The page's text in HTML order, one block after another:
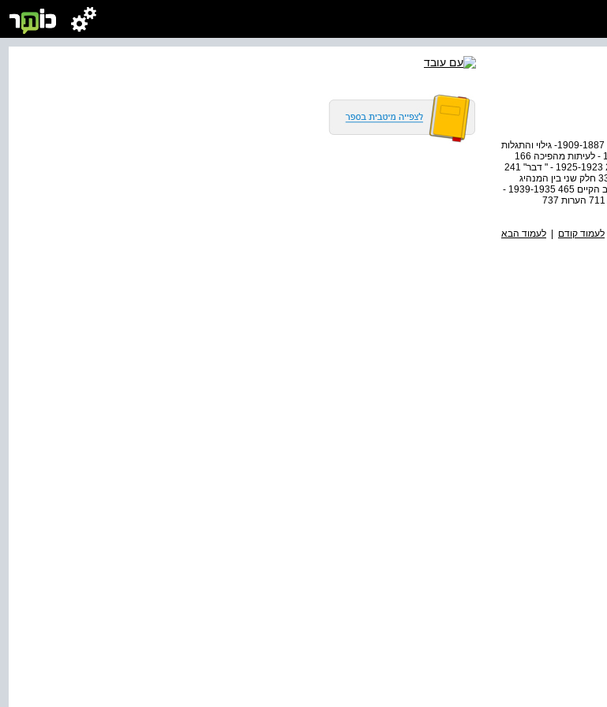
התוכן חלק ראשון שלמי תודה מבוא - "מקץ עשרים שנה" במקום אפילוג 9 דרכו לארץ 12 1909-1887- גילוי והתגלות
45 1914-1909 - כנרת , כנרת 96 1918-1914 - לקראת הימים הבאים 117 1919-1918 - לעיתות מהפיכה 166
1921-1919 - שליחות לארצות הברית 203 1922-1921 - במשבר העליה השלישית 219 1925-1923 - " דבר" 241
1925 - במעבר 270 1929-1925 - טבילה מדינית ראשונה 302 1931-1929 - הערות 335 חלק שני בין המנהיג
למפלגתו 371 1935-1931 - פרשת המרכז לנוער— 428 1935-1933 עירעורים על המצב הקיים 465 1939-1935 -
שעה הרת מולדת 523 1939-1936 - בגבנו אל הקיר 593 1944-1939 - הכוח והחולשה 711 הערות 737
לעמוד קודם | לעמוד הבא